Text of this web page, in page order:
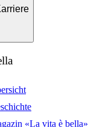
«La vita è bella»